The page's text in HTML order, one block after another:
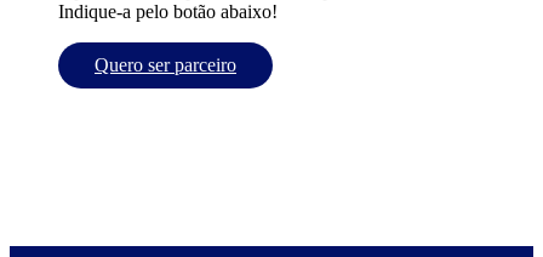
Indique-a pelo botão abaixo!
Quero ser parceiro